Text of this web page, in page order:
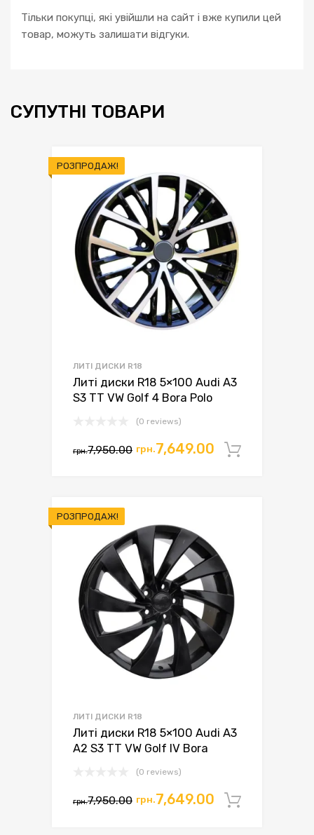
Тільки покупці, які увійшли на сайт і вже купили цей
товар, можуть залишати відгуки.
СУПУТНІ ТОВАРИ
РОЗПРОДАЖ!
ЛИТІ ДИСКИ R18
Литі диски R18 5×100 Audi A3
S3 TT VW Golf 4 Bora Polo
(0 reviews)
грн.7,950.00 грн.7,649.00
РОЗПРОДАЖ!
ЛИТІ ДИСКИ R18
Литі диски R18 5×100 Audi A3
A2 S3 TT VW Golf IV Bora
(0 reviews)
грн.7,950.00 грн.7,649.00